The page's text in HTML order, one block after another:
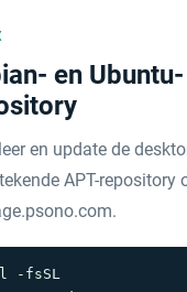
en Ubuntu-
en update de
APT-repository
-fsSL